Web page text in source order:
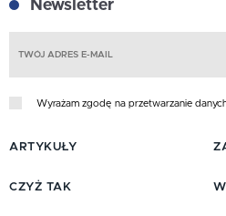
Newsletter
Wyrażam zgodę na przetwarzanie
ARTYKUŁY
CZYŻ TAK